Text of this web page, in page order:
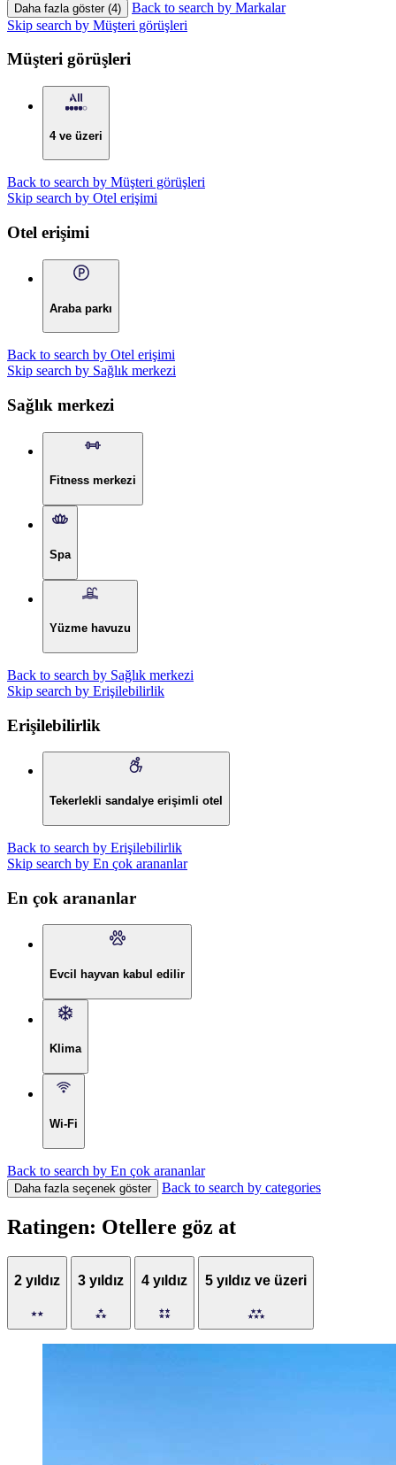
Daha fazla göster (4)
Back to search by Markalar
Skip search by Müşteri görüşleri
Müşteri görüşleri
4 ve üzeri
Back to search by Müşteri görüşleri
Skip search by Otel erişimi
Otel erişimi
Araba parkı
Back to search by Otel erişimi
Skip search by Sağlık merkezi
Sağlık merkezi
Fitness merkezi
Spa
Yüzme havuzu
Back to search by Sağlık merkezi
Skip search by Erişilebilirlik
Erişilebilirlik
Tekerlekli sandalye erişimli otel
Back to search by Erişilebilirlik
Skip search by En çok arananlar
En çok arananlar
Evcil hayvan kabul edilir
Klima
Wi-Fi
Back to search by En çok arananlar
Daha fazla seçenek göster Back to search by categories
Ratingen: Otellere göz at
2 yıldız 3 yıldız 4 yıldız 5 yıldız ve üzeri